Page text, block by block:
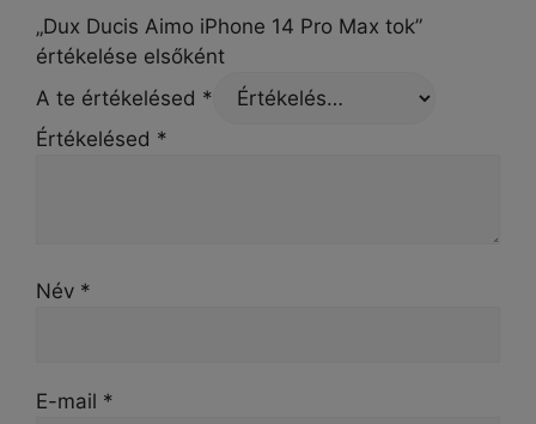
„Dux Ducis Aimo iPhone 14 Pro Max tok”
értékelése elsőként
A te értékelésed *
Értékelésed *
Név *
E-mail *